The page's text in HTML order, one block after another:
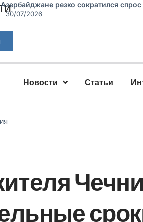
резко сократился
30/07/2026
Новости Статьи